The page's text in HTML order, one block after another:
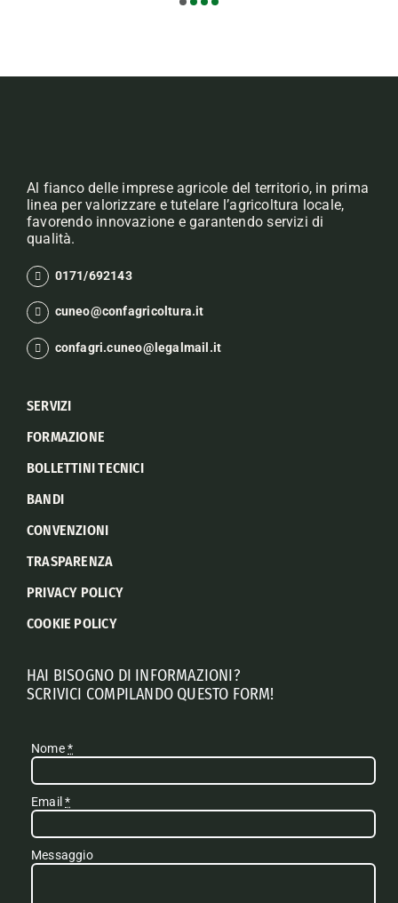
Al fianco delle imprese agricole del territorio, in prima
linea per valorizzare e tutelare l’agricoltura locale,
favorendo innovazione e garantendo servizi di
qualità.
0171/692143
cuneo@confagricoltura.it
confagri.cuneo@legalmail.it
SERVIZI
FORMAZIONE
BOLLETTINI TECNICI
BANDI
CONVENZIONI
TRASPARENZA
PRIVACY POLICY
COOKIE POLICY
HAI BISOGNO DI INFORMAZIONI?
SCRIVICI COMPILANDO QUESTO FORM!
Nome*
Email*
Messaggio